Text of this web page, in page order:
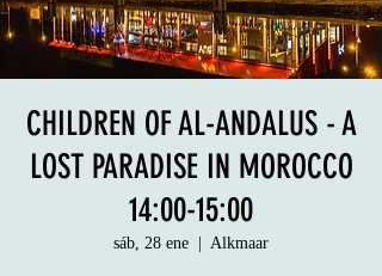
CHILDREN OF AL-ANDALUS - A
LOST PARADISE IN MOROCCO
14:00-15:00
sáb, 28 ene Alkmaar